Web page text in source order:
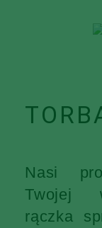
Nasi
Twojej
rączka